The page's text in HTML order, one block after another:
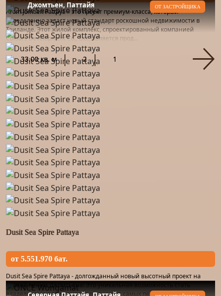
Arom Jomtien Pattaya – это проект премиум-класса, который
определенно задаст новый стандарт роскошной недвижимости в
Таиланде. Этот жилой комплекс, спроектированный компанией
Colours Development Co., Ltd., является прод...
33.00 кв. м 2 1
Джомтьен, Паттайя ОТ ЗАСТРОЙЩИКА
Dusit Sea Spire Pattaya
от 5.551.970 бат.
Dusit Sea Spire Pattaya - долгожданный новый высотный проект на
первой линии Джомтьена! Это уникальная возможность стать
владельцем недвижимости в одном из самых перспективных